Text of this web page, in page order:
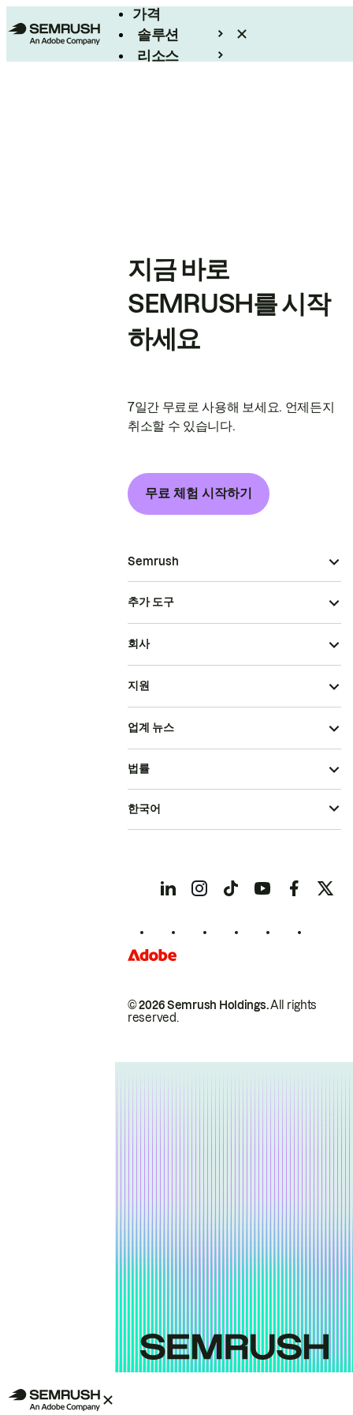
가격
솔루션
리소스
지금 바로
SEMRUSH를 시작
하세요
7일간 무료로 사용해 보세요. 언제든지
취소할 수 있습니다.
무료 체험 시작하기
Semrush
추가 도구
회사
지원
업계 뉴스
© 2026 Semrush Holdings.All rights
reserved.
법률
한국어